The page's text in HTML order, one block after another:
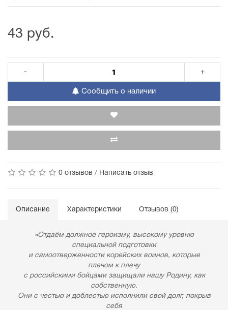
43 руб.
- +
Сообщить о наличии
0 отзывов / Написать отзыв
Описание Характеристики Отзывов (0)
«Отдаём должное героизму, высокому уровню
специальной подготовки
и самоотверженности корейских воинов, которые
плечом к плечу
с российскими бойцами защищали нашу Родину, как
собственную.
Они с честью и доблестью исполнили свой долг, покрыв
себя